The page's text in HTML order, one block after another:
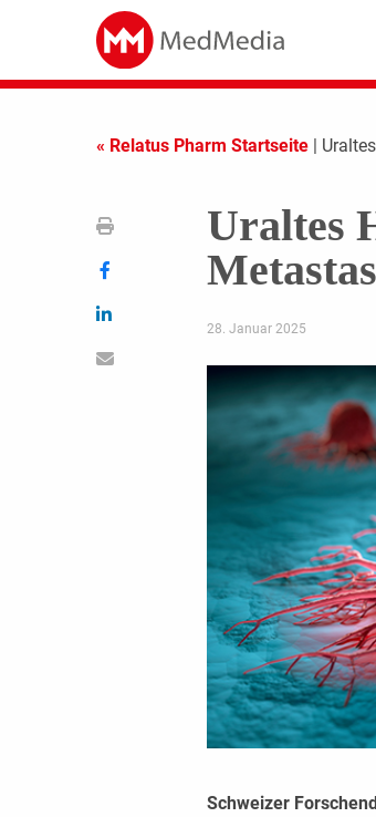
« Relatus Pharm Startseite |
Uraltes
28. Januar 2025
Schweizer